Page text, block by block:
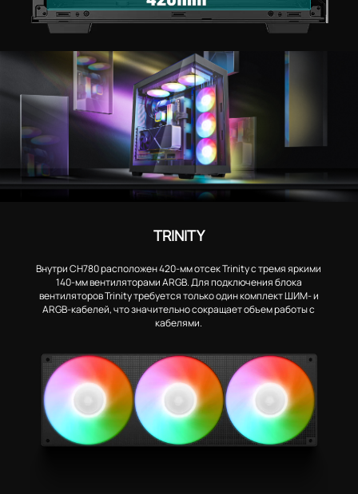
TRINITY
Внутри CH780 расположен 420-мм отсек Trinity с тремя яркими
140-мм вентиляторами ARGB. Для подключения блока
вентиляторов Trinity требуется только один комплект ШИМ- и
ARGB-кабелей, что значительно сокращает объем работы с
кабелями.